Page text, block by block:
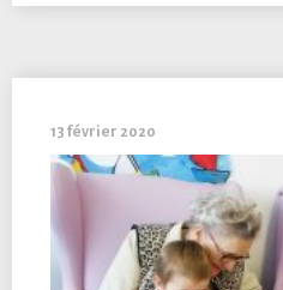
13 février 2020